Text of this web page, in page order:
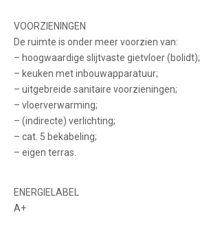
VOORZIENINGEN
De ruimte is onder meer voorzien van:
– hoogwaardige slijtvaste gietvloer (bolidt);
– keuken met inbouwapparatuur;
– uitgebreide sanitaire voorzieningen;
– vloerverwarming;
– (indirecte) verlichting;
– cat. 5 bekabeling;
– eigen terras.
ENERGIELABEL
A+